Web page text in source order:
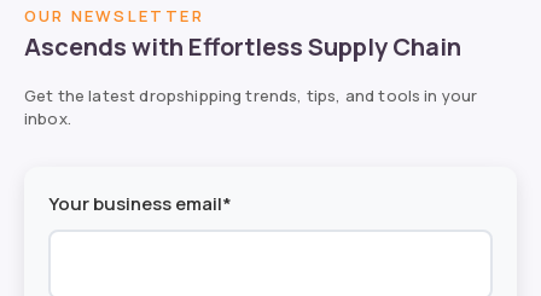
OUR NEWSLETTER
Ascends with Effortless Supply Chain
Get the latest dropshipping trends, tips, and tools in your
inbox.
Your business email*